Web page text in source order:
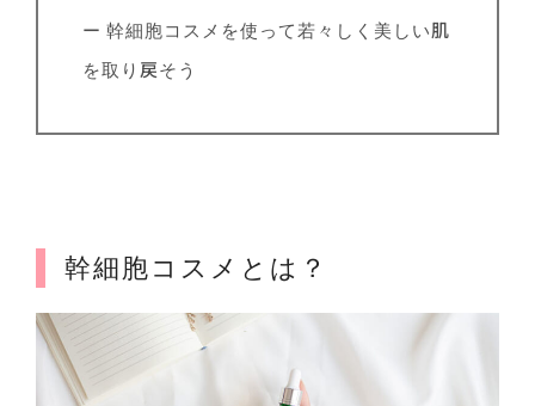
ー 幹細胞コスメを使って若々しく美しい肌
を取り戻そう
幹細胞コスメとは？